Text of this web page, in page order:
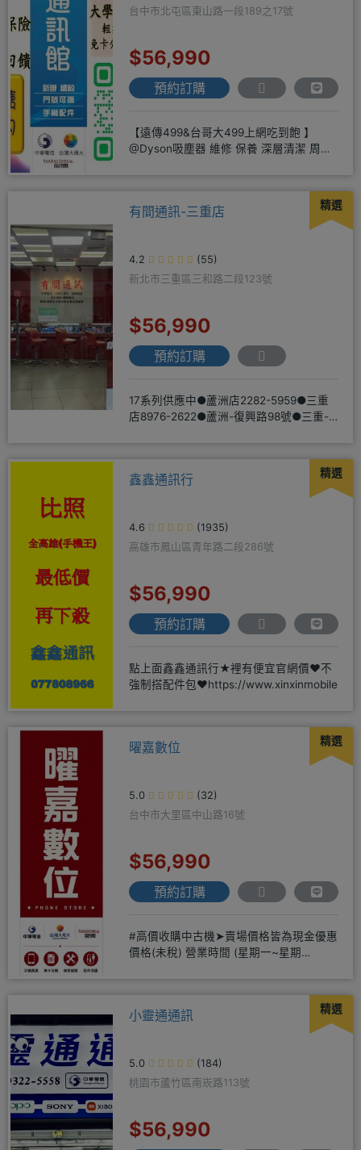
台中市北屯區東山路一段189之17號
$56,990
預約訂購
【遠傳499&台哥大499上網吃到飽 】
@Dyson吸塵器 維修 保養 深層清潔 周邊
精選
有間通訊-三重店
4.2
(55)
新北市三重區三和路二段123號
$56,990
預約訂購
17系列供應中●蘆洲店2282-5959●三重
店8976-2622●蘆洲-復興路98號●三重-
精選
鑫鑫通訊行
4.6
(1935)
高雄市鳳山區青年路二段286號
$56,990
預約訂購
點上面鑫鑫通訊行★裡有便宜官網價❤️不
強制搭配件包❤️https://www.xinxinmobile
精選
曜嘉數位
5.0
(32)
台中市大里區中山路16號
$56,990
預約訂購
#高價收購中古機➤賣場價格皆為現金優惠
價格(未稅) 營業時間 (星期一~星期
精選
小靈通通訊
5.0
(184)
桃園市蘆竹區南崁路113號
$56,990